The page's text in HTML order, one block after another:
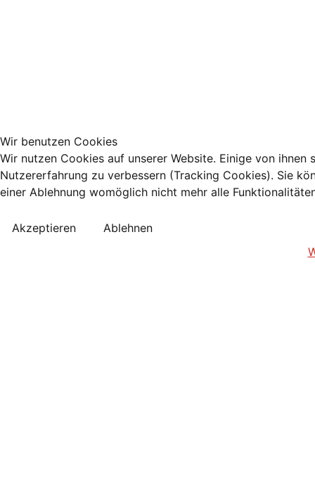
Wir benutzen Cookies
Wir nutzen Cookies auf unserer Website. Einige von
Nutzererfahrung zu verbessern (Tracking Cookies). Sie
einer Ablehnung womöglich nicht mehr alle
Akzeptieren
Ablehnen